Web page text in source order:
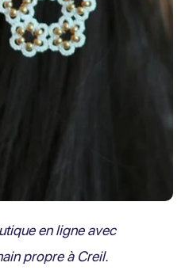
en ligne avec
propre à Creil.